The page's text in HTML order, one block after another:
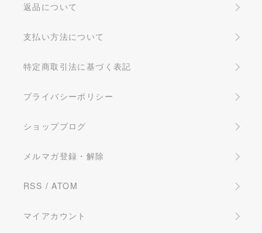
返品について
支払い方法について
特定商取引法に基づく表記
プライバシーポリシー
ショップブログ
メルマガ登録・解除
RSS /ATOM
マイアカウント